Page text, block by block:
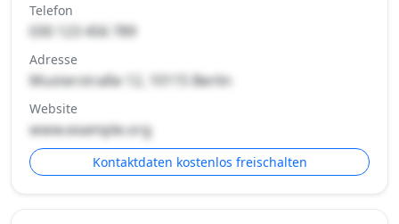
Telefon
030 123 456 789
Adresse
Musterstraße 12, 10115 Berlin
Website
www.example.org
Kontaktdaten kostenlos freischalten